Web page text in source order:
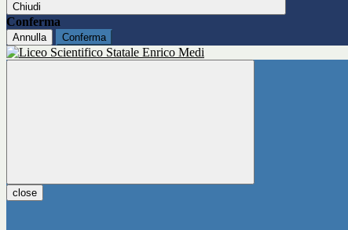
Chiudi
Conferma
Annulla Conferma
close